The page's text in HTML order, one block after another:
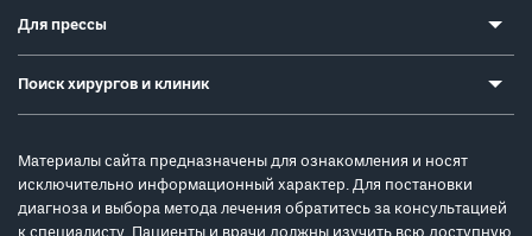
Для прессы
Поиск хирургов и клиник
Материалы сайта предназначены для ознакомления и носят
исключительно информационный характер. Для постановки
диагноза и выбора метода лечения обратитесь за консультацией